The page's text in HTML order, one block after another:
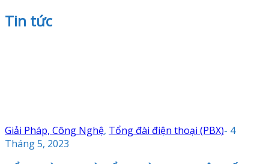
Tin tức
Giải Pháp, Công Nghệ, Tổng đài điện thoại (PBX)- 4
Tháng 5, 2023